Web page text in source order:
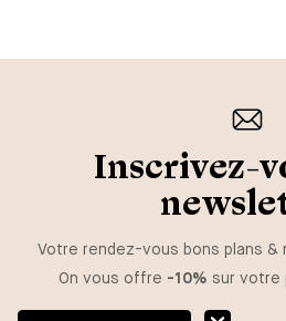
Inscrivez-
Votre rendez-vous bons plans &
On vous offre -10% sur votre